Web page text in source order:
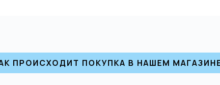
ПРОИСХОДИТ ПОКУПКА В НАШЕМ